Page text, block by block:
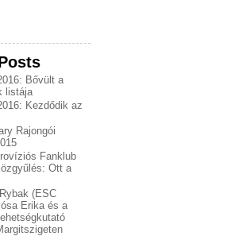
Bővült a
listája
Kezdődik az
Rajongói
Fanklub
Ott a
(ESC
Erika és a